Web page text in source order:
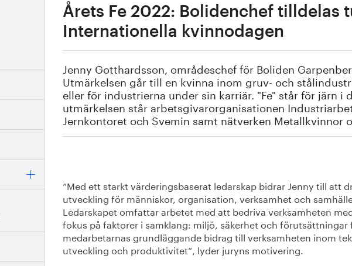
Årets Fe 2022: Bolidenchef tilldelas
Internationella kvinnodagen
Jenny Gotthardsson, områdeschef för Boliden
Utmärkelsen går till en kvinna inom gruv- och
eller för industrierna under sin karriär. "Fe" står för järn i
utmärkelsen står arbetsgivarorganisationen
Jernkontoret och Svemin samt nätverken Metallkvinnor
”Med ett starkt värderingsbaserat ledarskap bidrar Jenny till att
utveckling för människor, organisation, verksamhet och
Ledarskapet omfattar arbetet med att bedriva verksamheten
fokus på faktorer i samklang: miljö, säkerhet och förutsättningar
medarbetarnas grundläggande bidrag till verksamheten inom
utveckling och produktivitet”, lyder juryns motivering.